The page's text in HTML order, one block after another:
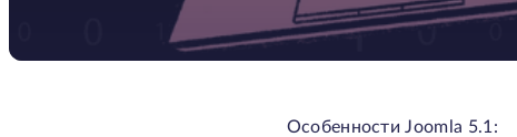
Особенности Joomla 5.1: